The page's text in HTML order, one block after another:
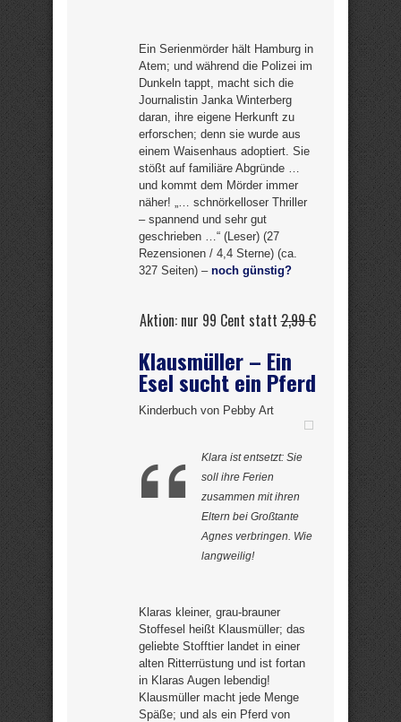
Ein Serienmörder hält Hamburg in
Atem; und während die Polizei im
Dunkeln tappt, macht sich die
Journalistin Janka Winterberg
daran, ihre eigene Herkunft zu
erforschen; denn sie wurde aus
einem Waisenhaus adoptiert. Sie
stößt auf familiäre Abgründe …
und kommt dem Mörder immer
näher! „… schnörkelloser Thriller
– spannend und sehr gut
geschrieben …“ (Leser) (27
Rezensionen / 4,4 Sterne) (ca.
327 Seiten) – noch günstig?
Aktion: nur 99 Cent statt2,99 €
Klausmüller – Ein
Esel sucht ein Pferd
Kinderbuch von Pebby Art
Klara ist entsetzt: Sie
soll ihre Ferien
zusammen mit ihren
Eltern bei Großtante
Agnes verbringen. Wie
langweilig!
Klaras kleiner, grau-brauner
Stoffesel heißt Klausmüller; das
geliebte Stofftier landet in einer
alten Ritterrüstung und ist fortan
in Klaras Augen lebendig!
Klausmüller macht jede Menge
Späße; und als ein Pferd von